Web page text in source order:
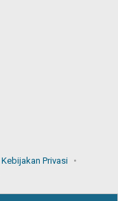
Kebijakan Privasi